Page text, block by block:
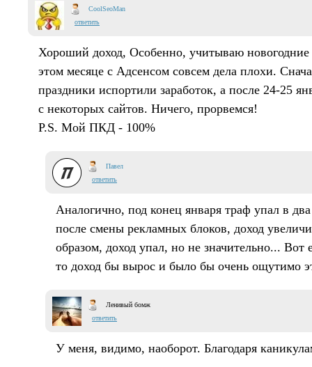
CoolSeoMan
ответить
Хороший доход, Особенно, учитываю
этом месяце с Адсенсом совсем дела плохи.
праздники испортили заработок, а после 24-25
с некоторых сайтов. Ничего, прорвемся!
P.S. Мой ПКД - 100%
Павел
ответить
Аналогично, под конец января траф упал в
после смены рекламных блоков, доход
образом, доход упал, но не значительно... Вот
то доход бы вырос и было бы очень ощутимо
Ленивый бомж
ответить
У меня, видимо, наоборот. Благодаря